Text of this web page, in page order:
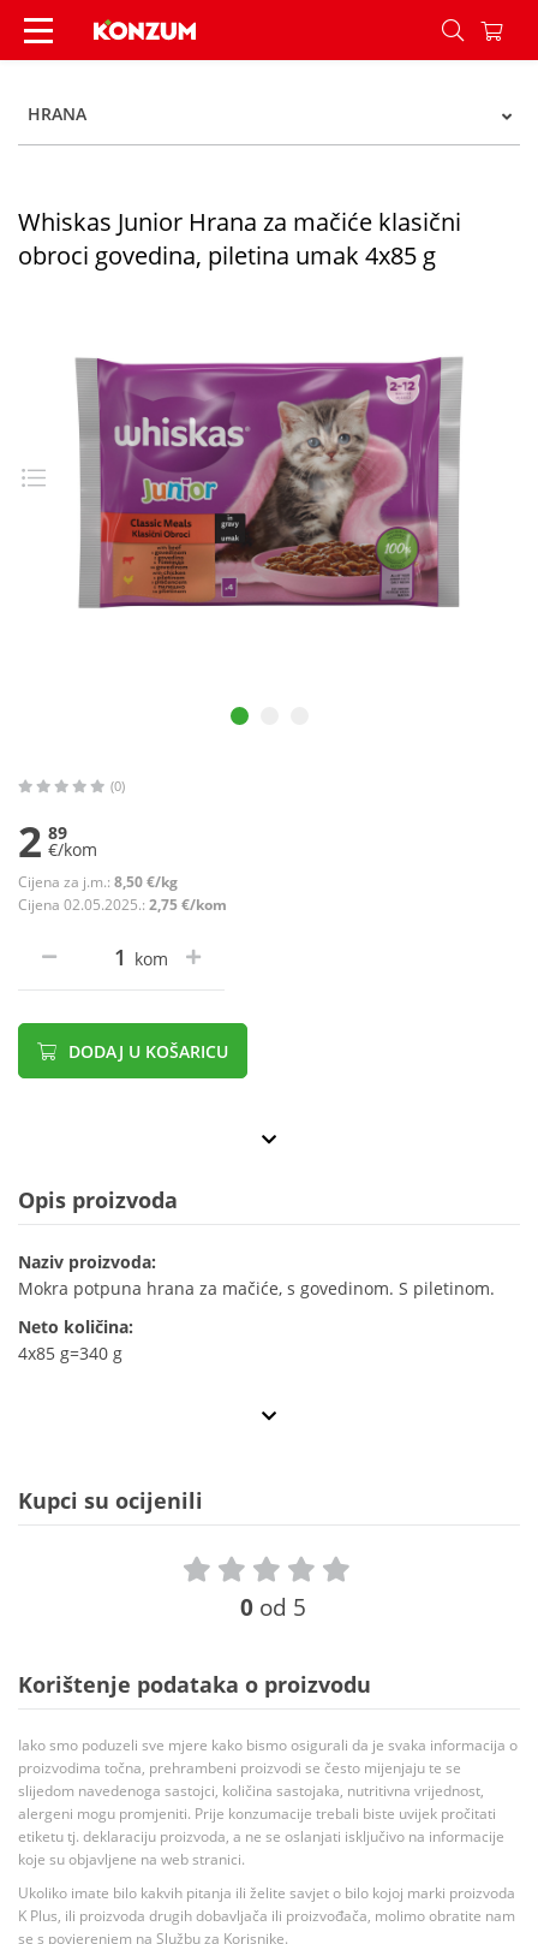
Whiskas Junior Hrana za mačiće klasični obroci
HRANA
Whiskas Junior Hrana za mačiće klasični
obroci govedina, piletina umak 4x85 g
(0)
2 89
€/kom
Cijena za j.m.: 8,50 €/kg
Cijena 02.05.2025.: 2,75 €/kom
kom
DODAJ U KOŠARICU
Opis proizvoda
Naziv proizvoda:
Mokra potpuna hrana za mačiće, s govedinom. S piletinom.
Neto količina:
4x85 g=340 g
Kupci su ocijenili
0 od 5
Korištenje podataka o proizvodu
Iako smo poduzeli sve mjere kako bismo osigurali da je svaka informacija o
proizvodima točna, prehrambeni proizvodi se često mijenjaju te se
slijedom navedenoga sastojci, količina sastojaka, nutritivna vrijednost,
alergeni mogu promjeniti. Prije konzumacije trebali biste uvijek pročitati
etiketu tj. deklaraciju proizvoda, a ne se oslanjati isključivo na informacije
koje su objavljene na web stranici.
Ukoliko imate bilo kakvih pitanja ili želite savjet o bilo kojoj marki proizvoda
K Plus, ili proizvoda drugih dobavljača ili proizvođača, molimo obratite nam
se s povjerenjem na Službu za Korisnike.